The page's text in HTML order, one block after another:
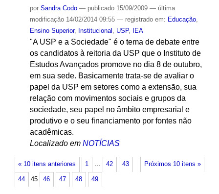
por Sandra Codo — publicado15/09/2009 — última
modificação14/02/2014 09:55 — registrado em: Educação,
Ensino Superior, Institucional , USP, IEA
"A USP e a Sociedade" é o tema de debate entre
os candidatos à reitoria da USP que o Instituto de
Estudos Avançados promove no dia 8 de outubro,
em sua sede. Basicamente trata-se de avaliar o
papel da USP em setores como a extensão, sua
relação com movimentos sociais e grupos da
sociedade, seu papel no âmbito empresarial e
produtivo e o seu financiamento por fontes não
acadêmicas.
Localizado em NOTÍCIAS
« 10 itens anteriores Próximos 10 itens »
1 … 42 43
44 45 46 47 48 49